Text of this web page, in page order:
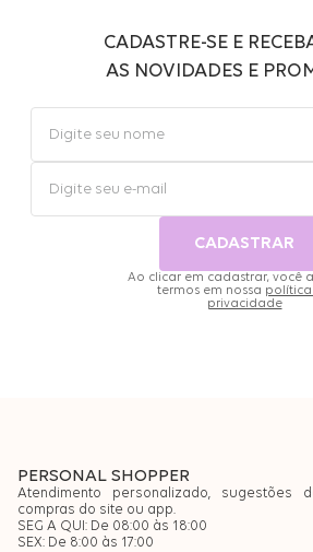
CADASTRE-SE E
AS NOVIDADES E
CADASTRAR
Ao clicar em cadastrar, você
termos em nossa
privacidade
PERSONAL SHOPPER
Atendimento personalizado,
compras do site ou app.
SEG A QUI: De 08:00 às 18:00
SEX: De 8:00 às 17:00